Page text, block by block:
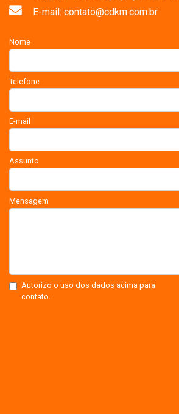
E-mail: contato@cdkm.com.br
Nome
Telefone
E-mail
Assunto
Mensagem
Autorizo o uso dos dados acima para
contato.